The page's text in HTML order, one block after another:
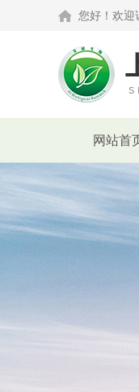
您好！欢迎
网站首